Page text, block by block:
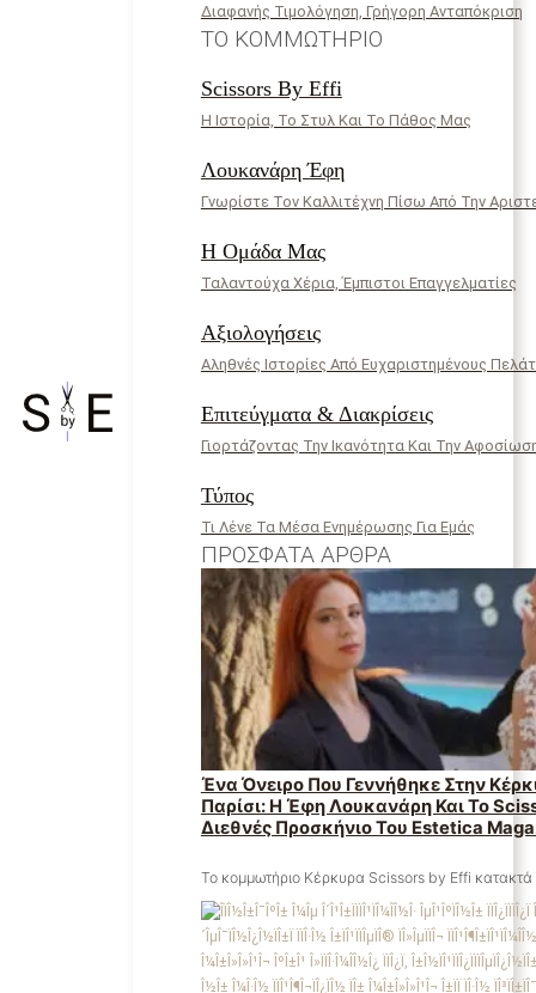
Διαφανής Τιμολόγηση, Γρήγορη Ανταπόκριση
ΤΟ ΚΟΜΜΩΤΉΡΙΟ
Scissors By Effi
Η Ιστορία, Το Στυλ Και Το Πάθος Μας
Λουκανάρη Έφη
Γνωρίστε Τον Καλλιτέχνη Πίσω Από Την
Η Ομάδα Μας
Ταλαντούχα Χέρια, Έμπιστοι Επαγγελματίες
Αξιολογήσεις
Αληθνές Ιστορίες Από Ευχαριστημένους
Επιτεύγματα & Διακρίσεις
Γιορτάζοντας Την Ικανότητα Και Την
Τύπος
Τι Λένε Τα Μέσα Ενημέρωσης Για Εμάς
ΠΡΌΣΦΑΤΑ ΆΡΘΡΑ
Ένα Όνειρο Που Γεννήθηκε Στην
Παρίσι: Η Έφη Λουκανάρη Και Το
Διεθνές Προσκήνιο Του Estetica
Το κομμωτήριο Κέρκυρα Scissors by Effi